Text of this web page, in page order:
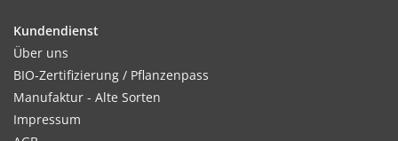
Reihenabstand: 30 - 40 cm.
Standort:
Kundendienst
Über uns
BIO-Zertifizierung / Pflanzenpass
Manufaktur - Alte Sorten
Impressum